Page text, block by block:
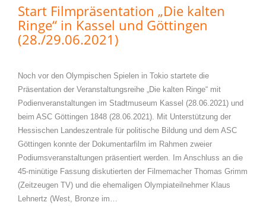
Start Filmpräsentation „Die kalten
Ringe“ in Kassel und Göttingen
(28./29.06.2021)
Noch vor den Olympischen Spielen in Tokio startete die
Präsentation der Veranstaltungsreihe „Die kalten Ringe“ mit
Podienveranstaltungen im Stadtmuseum Kassel (28.06.2021) und
beim ASC Göttingen 1848 (28.06.2021). Mit Unterstützung der
Hessischen Landeszentrale für politische Bildung und dem ASC
Göttingen konnte der Dokumentarfilm im Rahmen zweier
Podiumsveranstaltungen präsentiert werden. Im Anschluss an die
45-minütige Fassung diskutierten der Filmemacher Thomas Grimm
(Zeitzeugen TV) und die ehemaligen Olympiateilnehmer Klaus
Lehnertz (West, Bronze im…